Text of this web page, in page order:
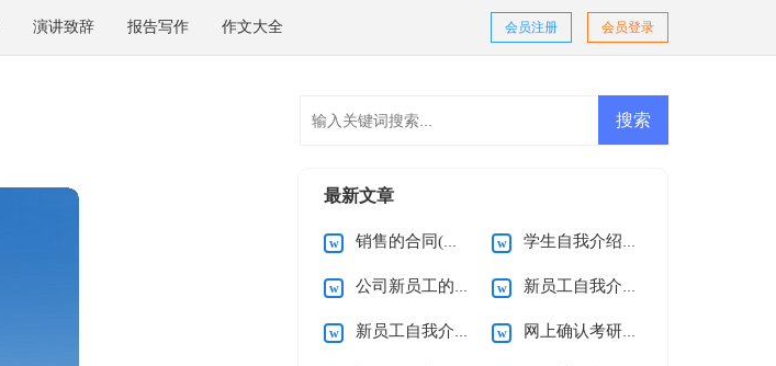
演讲致辞 报告写作 作文大全 会员登录
会员注册
最新文章
销售的合同(通用15篇) 学生自我介绍(集锦15篇)
公司新员工的自我介绍 新员工自我介绍(集锦15篇)
新员工自我介绍(集合15篇) 网上确认考研诚信承诺书